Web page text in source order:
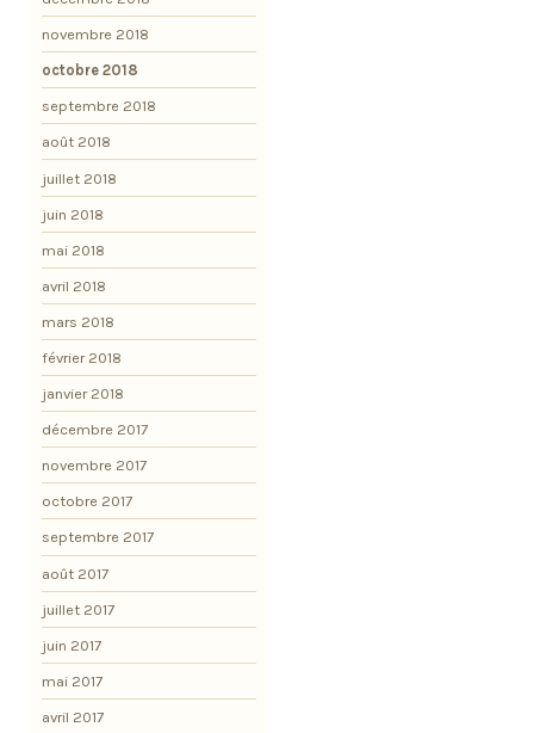
novembre 2018
octobre 2018
septembre 2018
août 2018
juillet 2018
juin 2018
mai 2018
avril 2018
mars 2018
février 2018
janvier 2018
décembre 2017
novembre 2017
octobre 2017
septembre 2017
août 2017
juillet 2017
juin 2017
mai 2017
avril 2017